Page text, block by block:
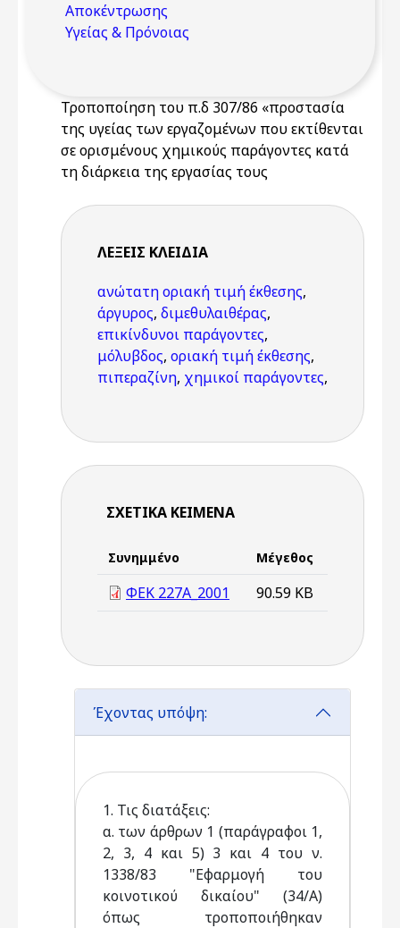
Αποκέντρωσης
Υγείας & Πρόνοιας
Τροποποίηση του π.δ 307/86 «προστασία
της υγείας των εργαζομένων που εκτίθενται
σε ορισμένους χημικούς παράγοντες κατά
τη διάρκεια της εργασίας τους
ΛΈΞΕΙΣ KΛΕΙΔΙΆ
ανώτατη οριακή τιμή έκθεσης,
άργυρος, διμεθυλαιθέρας,
επικίνδυνοι παράγοντες,
μόλυβδος, οριακή τιμή έκθεσης,
πιπεραζίνη, χημικοί παράγοντες,
ΣΧΕΤΙΚΆ ΚΕΊΜΕΝΑ
Συνημμένο Μέγεθος
ΦΕΚ 227A_2001 90.59 KB
Έχοντας υπόψη:
1. Τις διατάξεις:
α. των άρθρων 1 (παράγραφοι 1,
2, 3, 4 και 5) 3 και 4 του ν.
1338/83 "Εφαρμογή του
κοινοτικού δικαίου" (34/Α)
όπως τροποποιήθηκαν